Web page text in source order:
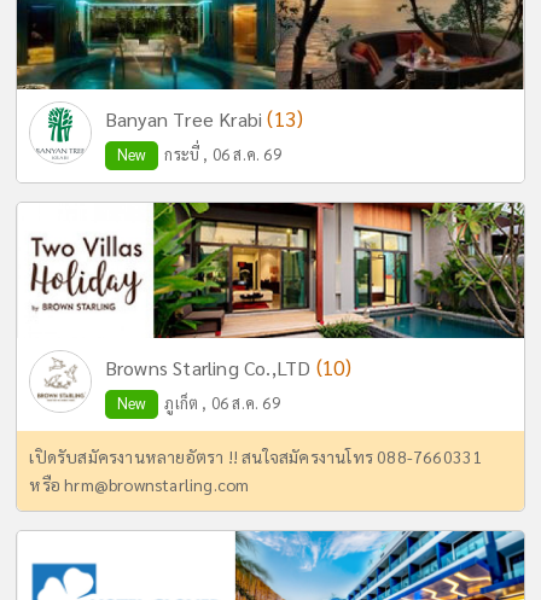
Banyan Tree Krabi(13)
New กระบี่ , 06 ส.ค. 69
Browns Starling Co.,LTD (10)
New ภูเก็ต , 06 ส.ค. 69
เปิดรับสมัครงานหลายอัตรา !! สนใจสมัครงานโทร 088-7660331
หรือhrm@brownstarling.com